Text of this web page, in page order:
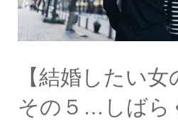
【結婚したい女
その５…しばら